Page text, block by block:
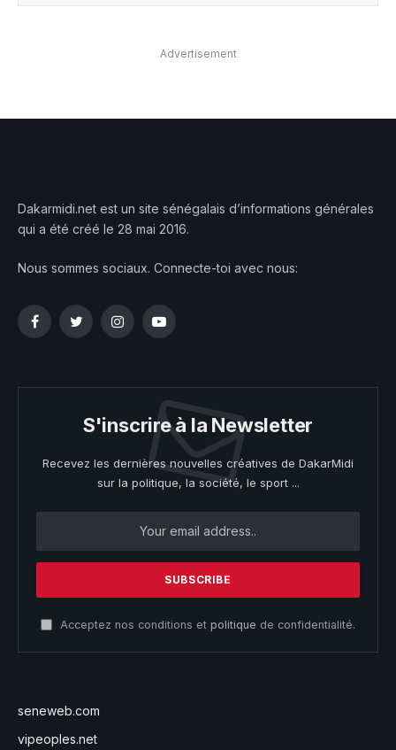
Advertisement
Dakarmidi.net est un site sénégalais d’informations générales
qui a été créé le 28 mai 2016.
Nous sommes sociaux. Connecte-toi avec nous:
FacebookTwitterInstagramYouTube
S'inscrire à la Newsletter
Recevez les dernières nouvelles créatives de DakarMidi
sur la politique, la société, le sport ...
Acceptez nos conditions et politique de confidentialité.
seneweb.com
vipeoples.net